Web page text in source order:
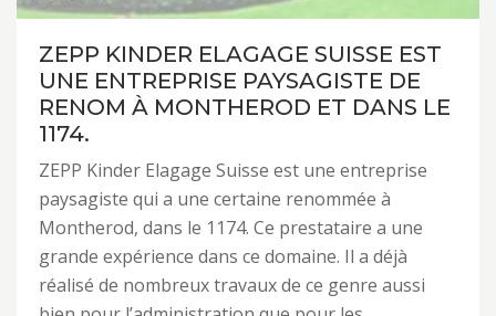
ZEPP KINDER ELAGAGE SUISSE EST
UNE ENTREPRISE PAYSAGISTE DE
RENOM À MONTHEROD ET DANS LE
1174.
ZEPP Kinder Elagage Suisse est une entreprise
paysagiste qui a une certaine renommée à
Montherod, dans le 1174. Ce prestataire a une
grande expérience dans ce domaine. Il a déjà
réalisé de nombreux travaux de ce genre aussi